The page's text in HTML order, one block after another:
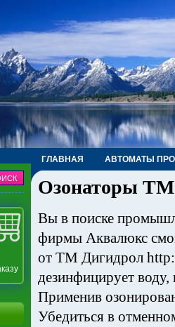
ГЛАВНАЯ АВТОМАТЫ
ТРУБЫ, ФИТИНГИ, КРАНЫ
Озонаторы
Вы в поиске
фирмы Аквалюкс
от ТМ Дигидрол
дезинфицирует
Применив
Убедиться в